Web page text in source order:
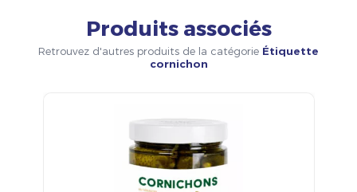
Produits associés
Retrouvez d'autres produits de la catégorie Étiquette
cornichon